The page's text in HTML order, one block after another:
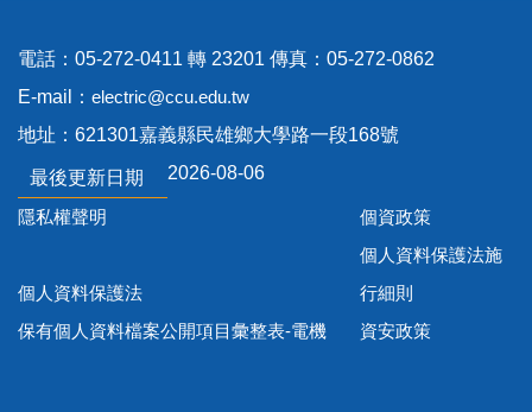
電話：05-272-0411 轉 23201 傳真：05-272-0862
E-mail： electric@ccu.edu.tw
地址：621301嘉義縣民雄鄉大學路一段168號
最後更新日期 2026-08-06
隱私權聲明 個資政策
個人資料保護法
個人資料保護法施
行細則
保有個人資料檔案公開項目彙整表-電機
資安政策